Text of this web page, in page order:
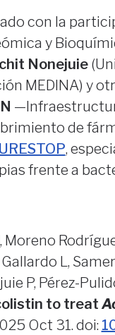
con la
y
Nonejuie
MEDINA) y
de
,
frente a
L,
P, Pérez-
to treat
Oct 31. doi: